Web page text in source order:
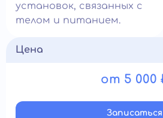
установок, связанных с
телом и питанием.
Цена
от 5 000
Записатьcя